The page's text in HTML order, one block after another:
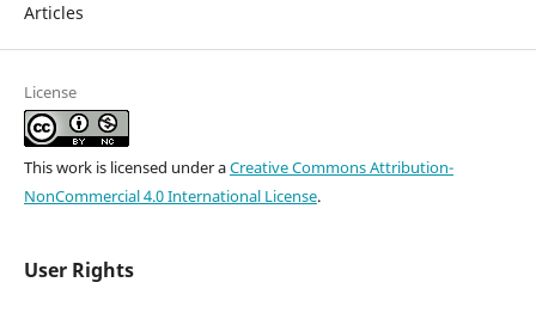
Articles
License
This work is licensed under aCreative Commons Attribution-
NonCommercial 4.0 International License.
User Rights